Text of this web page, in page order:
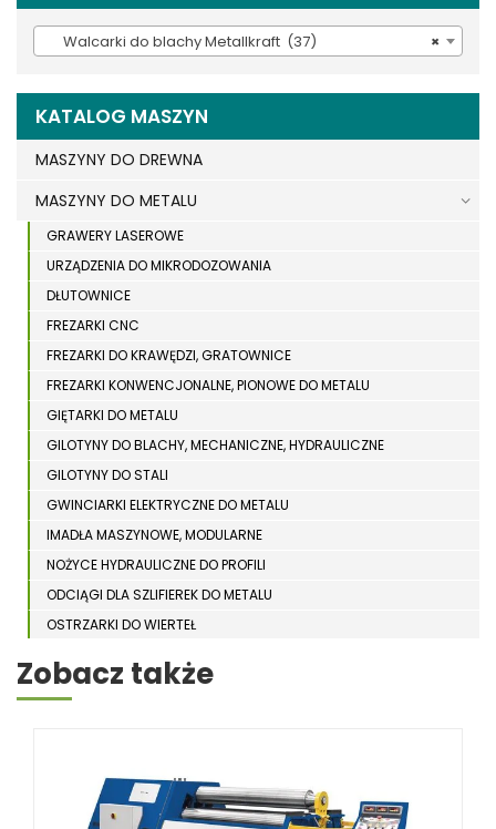
×
Walcarki do blachy Metallkraft (37)
KATALOG MASZYN
MASZYNY DO DREWNA
MASZYNY DO METALU
GRAWERY LASEROWE
URZĄDZENIA DO MIKRODOZOWANIA
DŁUTOWNICE
FREZARKI CNC
FREZARKI DO KRAWĘDZI, GRATOWNICE
FREZARKI KONWENCJONALNE, PIONOWE DO METALU
GIĘTARKI DO METALU
GILOTYNY DO BLACHY, MECHANICZNE, HYDRAULICZNE
GILOTYNY DO STALI
GWINCIARKI ELEKTRYCZNE DO METALU
IMADŁA MASZYNOWE, MODULARNE
NOŻYCE HYDRAULICZNE DO PROFILI
ODCIĄGI DLA SZLIFIEREK DO METALU
OSTRZARKI DO WIERTEŁ
PIŁY TAŚMOWE DO METALU
SPĘCZARKI
STOJAKI
Zobacz także